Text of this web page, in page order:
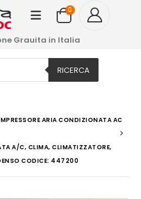
0
Grauita in Italia
RICERCA
ARIA CONDIZIONATA AC
A/C, CLIMA, CLIMATIZZATORE,
CODICE: 447200